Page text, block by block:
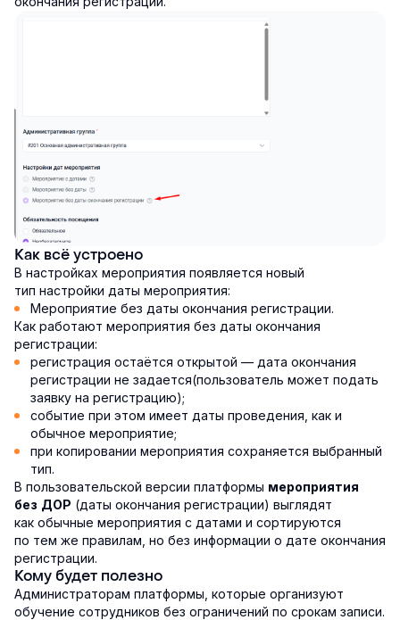
Как всё устроено
В настройках мероприятия появляется новый
тип настройки даты мероприятия:
Мероприятие без даты окончания регистрации.
Как работают мероприятия без даты окончания
регистрации:
регистрация остаётся открытой — дата окончания
регистрации не задается(пользователь может подать
заявку на регистрацию);
событие при этом имеет даты проведения, как и
обычное мероприятие;
при копировании мероприятия сохраняется выбранный
тип.
В пользовательской версии платформы мероприятия
без ДОР (даты окончания регистрации) выглядят
как обычные мероприятия с датами и сортируются
по тем же правилам, но без информации о дате окончания
регистрации.
Кому будет полезно
Администраторам платформы, которые организуют
обучение сотрудников без ограничений по срокам записи.